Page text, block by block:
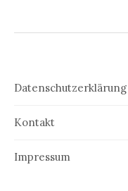
Datenschutzerklärung
Kontakt
Impressum